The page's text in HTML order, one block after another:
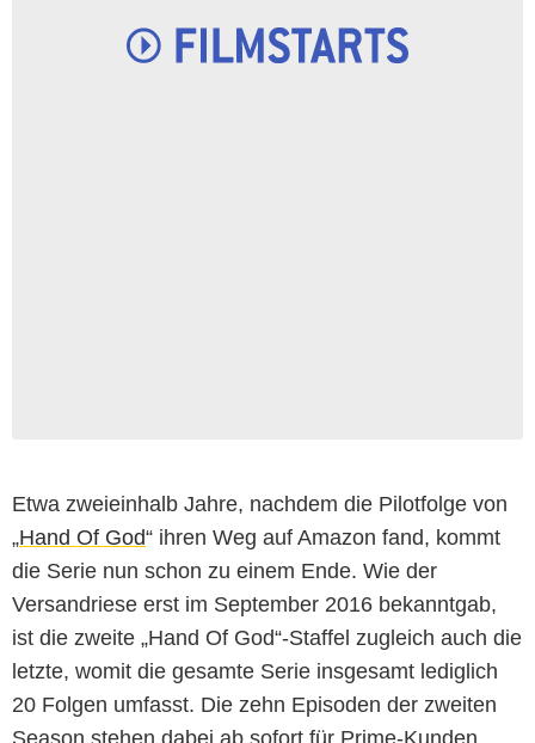
Etwa zweieinhalb Jahre, nachdem die Pilotfolge von
„Hand Of God“ ihren Weg auf Amazon fand, kommt
die Serie nun schon zu einem Ende. Wie der
Versandriese erst im September 2016 bekanntgab,
ist die zweite „Hand Of God“-Staffel zugleich auch die
letzte, womit die gesamte Serie insgesamt lediglich
20 Folgen umfasst. Die zehn Episoden der zweiten